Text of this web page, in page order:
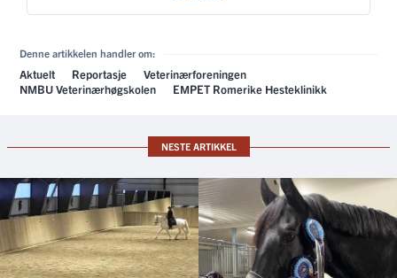
Denne artikkelen handler om:
Aktuelt Reportasje
Veterinærforeningen
NMBU Veterinærhøgskolen
EMPET Romerike Hesteklinikk
NESTE ARTIKKEL